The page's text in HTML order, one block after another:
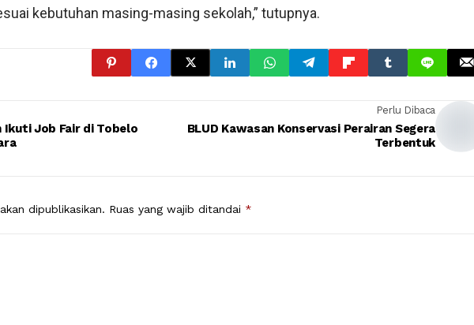
kebutuhan masing-masing sekolah,” tutupnya.
Job Fair di Tobelo
Perlu Dibaca
BLUD Kawasan Konservasi Perairan Segera
Terbentuk
dipublikasikan. Ruas yang wajib ditandai *